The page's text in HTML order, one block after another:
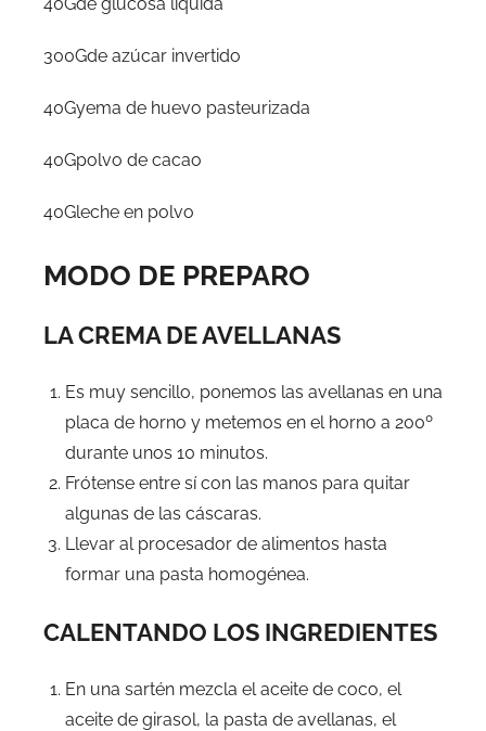
300Gde azúcar invertido
40Gyema de huevo pasteurizada
40Gpolvo de cacao
40Gleche en polvo
MODO DE PREPARO
LA CREMA DE AVELLANAS
Es muy sencillo, ponemos las avellanas en una
placa de horno y metemos en el horno a 200º
durante unos 10 minutos.
Frótense entre sí con las manos para quitar
algunas de las cáscaras.
Llevar al procesador de alimentos hasta
formar una pasta homogénea.
CALENTANDO LOS INGREDIENTES
En una sartén mezcla el aceite de coco, el
aceite de girasol, la pasta de avellanas, el